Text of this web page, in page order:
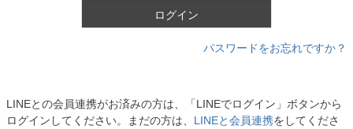
ログイン
パスワードをお忘れですか？
LINEとの会員連携がお済みの方は、「LINEでログイン」ボタンから
ログインしてください。まだの方は、 LINEと会員連携をしてくださ